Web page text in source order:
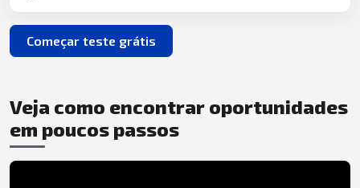
Começar teste grátis
Veja como encontrar oportunidades
em poucos passos